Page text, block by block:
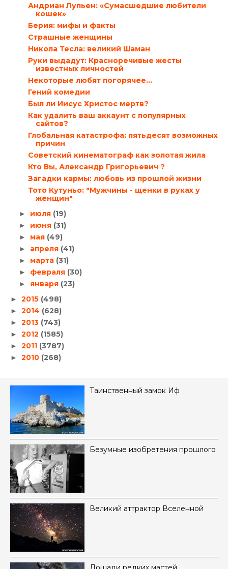
Андриан Лупьен: «Сумасшедшие любители
кошек»
Берия: мифы и факты
Страшные женщины
Никола Тесла: великий Шаман
Руки выдадут: Красноречивые жесты
известных личностей
Некоторые любят погорячее…
Гений комедии
Был ли Иисус Христос мертв?
Как удалить ваш аккаунт с популярных
сайтов?
Глобальная катастрофа: пятьдесят возможных
причин
Советский кинематограф как золотая жила
Кто Вы, Александр Григорьевич ?
Загадки кармы: любовь из прошлой жизни
Тото Кутуньо: "Мужчины - щенки в руках у
женщин"
► июля (19)
► июня (31)
► мая (49)
► апреля (41)
► марта (31)
► февраля (30)
► января (23)
► 2015 (498)
► 2014 (628)
► 2013 (743)
► 2012 (1585)
► 2011 (3787)
► 2010 (268)
Таинственный замок Иф
Безумные изобретения прошлого
Великий аттрактор Вселенной